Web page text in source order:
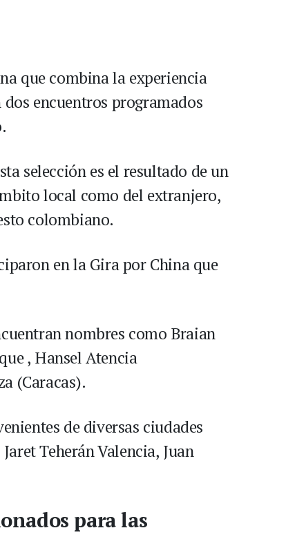
que combina la experiencia
encuentros programados
selección es el resultado de un
local como del extranjero,
colombiano.
en la Gira por China que
nombres como Braian
, Hansel Atencia
(Caracas).
de diversas ciudades
Teherán Valencia, Juan
para las